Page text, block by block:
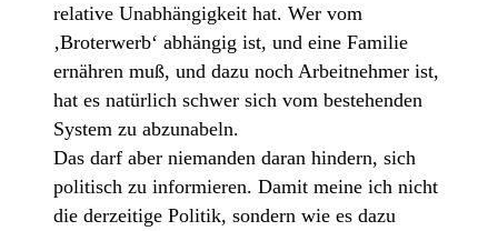
relative Unabhängigkeit hat. Wer vom
‚Broterwerb‘ abhängig ist, und eine Familie
ernähren muß, und dazu noch Arbeitnehmer ist,
hat es natürlich schwer sich vom bestehenden
System zu abzunabeln.
Das darf aber niemanden daran hindern, sich
politisch zu informieren. Damit meine ich nicht
die derzeitige Politik, sondern wie es dazu